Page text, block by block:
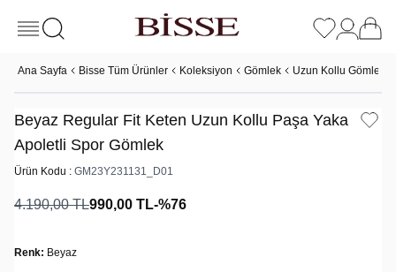
Ana Sayfa Bisse Tüm Ürünler Koleksiyon Gömlek Uzun Kollu Gömlek
Beyaz Regular Fit Keten Uzun Kollu Paşa Yaka
Apoletli Spor Gömlek
Ürün Kodu : GM23Y231131_D01
4.190,00TL990,00 TL-%76
Renk: Beyaz